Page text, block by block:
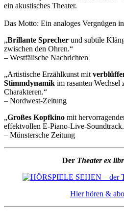
ein akustisches Theater.
Das Motto: Ein analoges Vergnügen
„Brillante Sprecher und subtile
zwischen den Ohren.“
– Westfälische Nachrichten
„Artistische Erzählkunst mit
Stimmdynamik im rasanten Wechsel
Charakteren.“
– Nordwest-Zeitung
„Großes Kopfkino mit
effektvollen E-Piano-Live-
– Münstersche Zeitung
Der Theater ex
Hier hören &